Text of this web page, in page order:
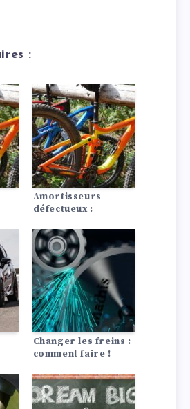
:
Amortisseurs
défectueux :
conséquences
Changer les freins :
comment faire !